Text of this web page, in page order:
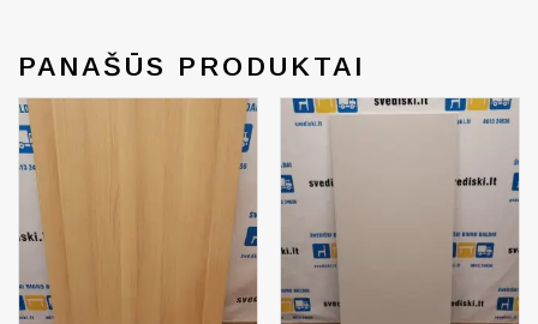
PANAŠŪS PRODUKTAI